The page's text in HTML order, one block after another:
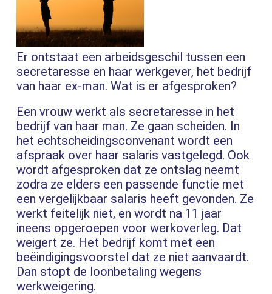
Er ontstaat een arbeidsgeschil tussen een
secretaresse en haar werkgever, het bedrijf
van haar ex-man. Wat is er afgesproken?
Een vrouw werkt als secretaresse in het
bedrijf van haar man. Ze gaan scheiden. In
het echtscheidingsconvenant wordt een
afspraak over haar salaris vastgelegd. Ook
wordt afgesproken dat ze ontslag neemt
zodra ze elders een passende functie met
een vergelijkbaar salaris heeft gevonden. Ze
werkt feitelijk niet, en wordt na 11 jaar
ineens opgeroepen voor werkoverleg. Dat
weigert ze. Het bedrijf komt met een
beëindigingsvoorstel dat ze niet aanvaardt.
Dan stopt de loonbetaling wegens
werkweigering.